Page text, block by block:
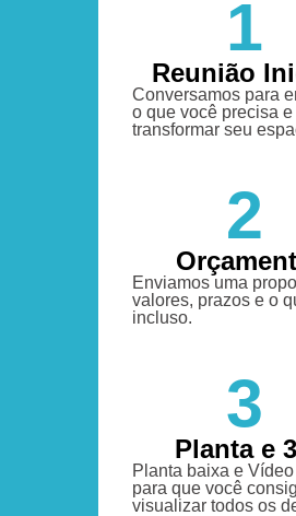
1
Reunião
Conversamos para
o que você precisa e
transformar seu
2
Enviamos uma
valores, prazos e o
incluso.
3
Planta e
Planta baixa e
para que você
visualizar todos os